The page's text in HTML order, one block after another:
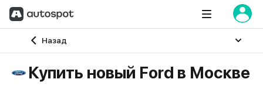
Назад
Главная
Купить новый Ford в Москве